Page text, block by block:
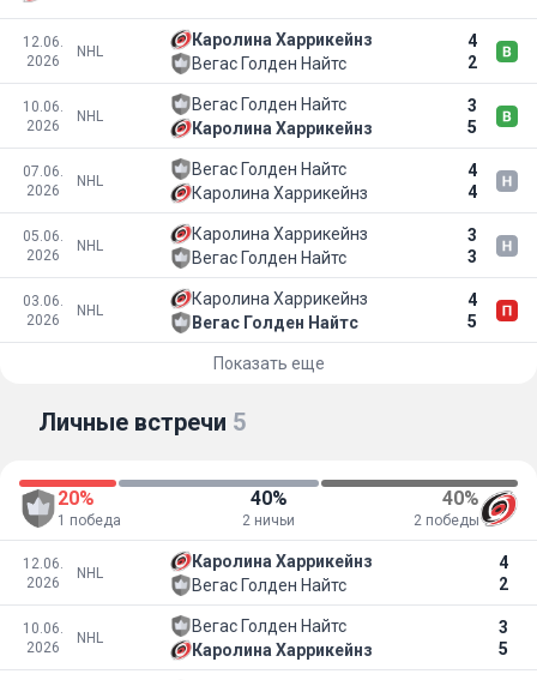
12.06.
2026
NHL
Каролина Харрикейнз
4
2
Вегас Голден Найтс
10.06.
2026
NHL
Вегас Голден Найтс
3
5
Каролина Харрикейнз
07.06.
2026
NHL
Вегас Голден Найтс
4
4
Каролина Харрикейнз
05.06.
2026
NHL
Каролина Харрикейнз
3
3
Вегас Голден Найтс
03.06.
2026
NHL
Каролина Харрикейнз
4
5
Вегас Голден Найтс
Показать еще
Личные встречи 5
20%
1 победа
40%
2 ничьи
40%
2 победы
12.06.
2026
NHL
Каролина Харрикейнз
4
2
Вегас Голден Найтс
10.06.
2026
NHL
Вегас Голден Найтс
3
5
Каролина Харрикейнз